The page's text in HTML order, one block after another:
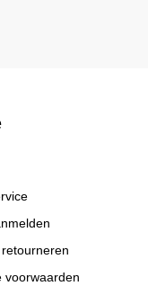
voorwaarden